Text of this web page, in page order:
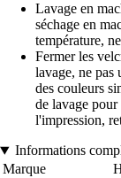
Lavage en
séchage en
température,
Fermer les
lavage, ne pas
des couleurs
de lavage pour
l'impression,
Informations
Marque